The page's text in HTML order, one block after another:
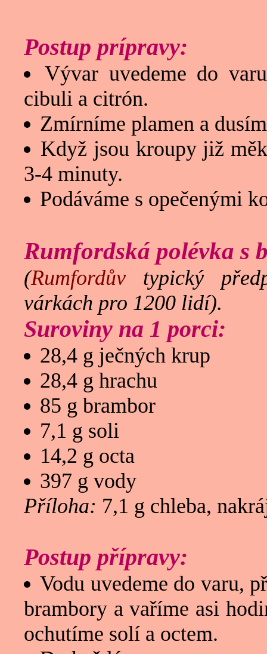
Postup prípravy:
Vývar uvedeme do
cibuli a citrón.
Zmírníme plamen a
Když jsou kroupy již
3-4 minuty.
Podáváme s opečenými
Rumfordská polévka s
(Rumfordův typický
várkách pro 1200 lidí).
Suroviny na 1 porci:
28,4 g ječných krup
28,4 g hrachu
85 g brambor
7,1 g soli
14,2 g octa
397 g vody
Příloha: 7,1 g chleba,
Postup přípravy:
Vodu uvedeme do varu,
brambory a vaříme asi
ochutíme solí a octem.